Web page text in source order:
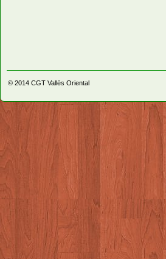
© 2014 CGT Vallès Oriental